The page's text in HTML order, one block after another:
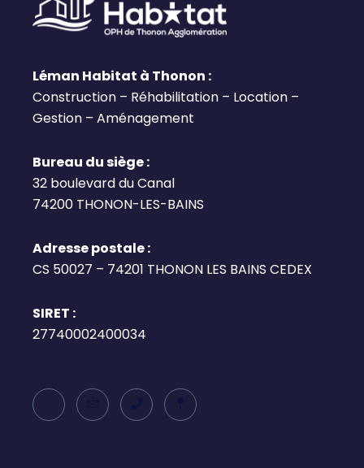
Léman Habitat à Thonon :
Construction – Réhabilitation – Location –
Gestion – Aménagement
Bureau du siège :
32 boulevard du Canal
74200 THONON-LES-BAINS
Adresse postale :
CS 50027 – 74201 THONON LES BAINS CEDEX
SIRET :
27740002400034